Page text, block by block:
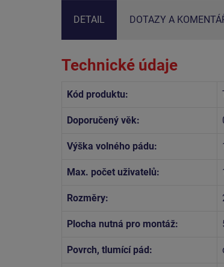
DETAIL DOTAZY A
Technické údaje
Kód produktu:
Doporučený věk:
Výška volného pádu:
Max. počet uživatelů:
Rozměry:
Plocha nutná pro montáž:
Povrch, tlumící pád: